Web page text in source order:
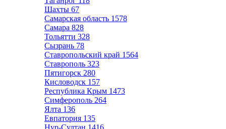
Шахты 67
Самарская область 1578
Самара 828
Тольятти 328
Сызрань 78
Ставропольский край 1564
Ставрополь 323
Пятигорск 280
Кисловодск 157
Республика Крым 1473
Симферополь 264
Ялта 136
Евпатория 135
Нур-Султан 1416